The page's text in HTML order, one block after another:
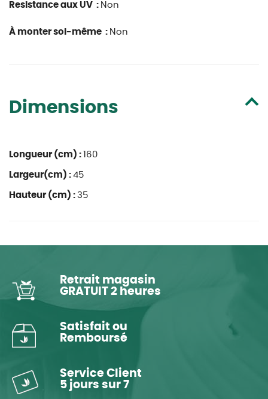
Resistance aux UV : Non
À monter soi-même : Non
Dimensions
Longueur (cm) : 160
Largeur(cm) : 45
Hauteur (cm) : 35
Retrait magasin
GRATUIT 2 heures
Satisfait ou
Remboursé
Service Client
5 jours sur 7